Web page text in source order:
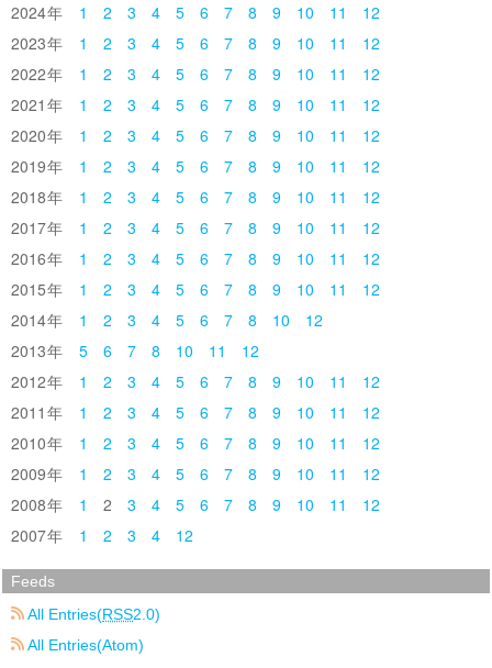
2024
1 2 3 4 5 6 7 8 9 10 11
12
2023
1 2 3 4 5 6 7 8 9 10 11
12
2022
1 2 3 4 5 6 7 8 9 10 11
12
2021
1 2 3 4 5 6 7 8 9 10 11
12
2020
1 2 3 4 5 6 7 8 9 10 11
12
2019
1 2 3 4 5 6 7 8 9 10 11
12
2018
1 2 3 4 5 6 7 8 9 10 11
12
2017
1 2 3 4 5 6 7 8 9 10 11
12
2016
1 2 3 4 5 6 7 8 9 10 11
12
2015
1 2 3 4 5 6 7 8 9 10 11
12
2014
1 2 3 4 5 6 7 8 10
12
2013
5 6 7 8 10 11
12
2012
1 2 3 4 5 6 7 8 9 10 11
12
2011
1 2 3 4 5 6 7 8 9 10 11
12
2010
1 2 3 4 5 6 7 8 9 10 11
12
2009
1 2 3 4 5 6 7 8 9 10 11
12
2008
1 2 3 4 5 6 7 8 9 10 11
12
2007
1 2 3 4 12
Feeds
All Entries(RSS2.0)
All Entries(Atom)